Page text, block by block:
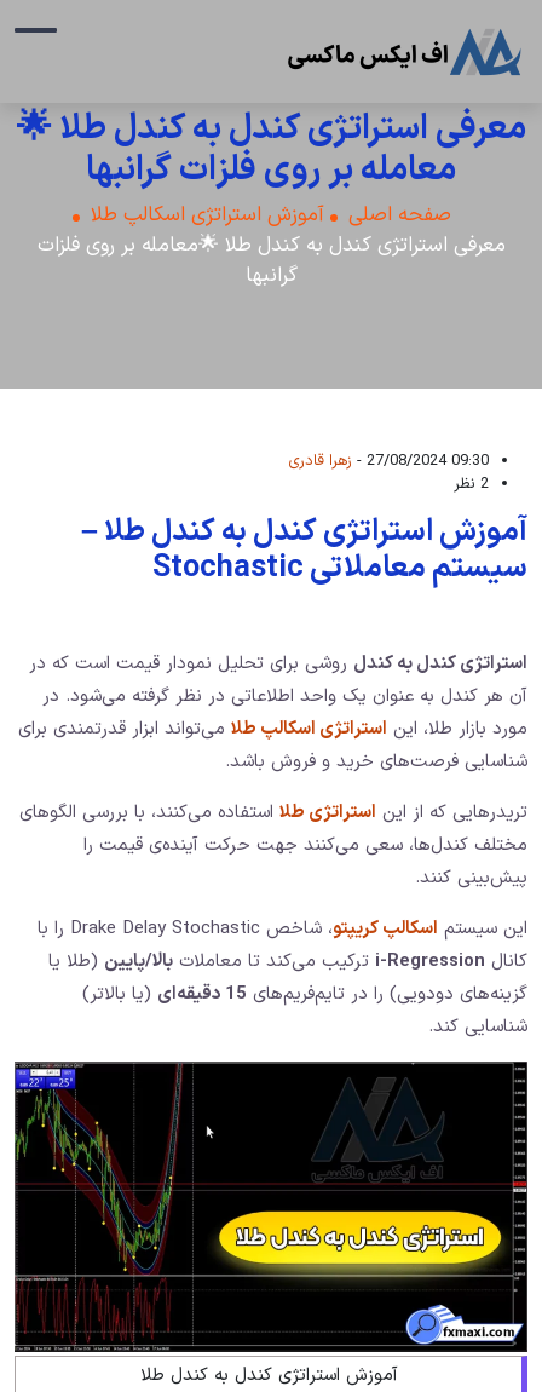
معرفی استراتژی کندل به کندل طلا 🌟
معامله بر روی فلزات گرانبها
صفحه اصلی
آموزش استراتژی اسکالپ طلا
معرفی استراتژی کندل به کندل طلا 🌟معامله بر روی فلزات
گرانبها
09:30 27/08/2024 -
زهرا قادری
2 نظر
آموزش استراتژی کندل به کندل طلا –
سیستم معاملاتی Stochastic
استراتژی کندل به کندل روشی برای تحلیل نمودار قیمت است که در
آن هر کندل به عنوان یک واحد اطلاعاتی در نظر گرفته می‌شود. در
مورد بازار طلا، این استراتژی اسکالپ طلا می‌تواند ابزار قدرتمندی برای
شناسایی فرصت‌های خرید و فروش باشد.
تریدرهایی که از این استراتژی طلا استفاده می‌کنند، با بررسی الگوهای
مختلف کندل‌ها، سعی می‌کنند جهت حرکت آینده‌ی قیمت را
پیش‌بینی کنند.
این سیستم اسکالپ کریپتو
، شاخص Drake Delay Stochastic را با
کانال i-Regression ترکیب می‌کند تا معاملات بالا/پایین (طلا یا
گزینه‌های دودویی) را در تایم‌فریم‌های 15 دقیقه‌ای
(یا بالاتر)
شناسایی کند.
آموزش استراتژی کندل به کندل طلا